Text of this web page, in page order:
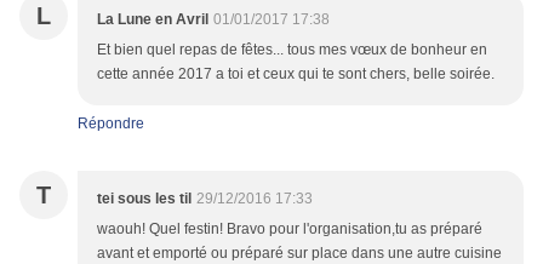
L La Lune en Avril 01/01/2017 17:38
Et bien quel repas de fêtes... tous mes vœux de bonheur en
cette année 2017 a toi et ceux qui te sont chers, belle soirée.
Répondre
T tei sous les til 29/12/2016 17:33
waouh! Quel festin! Bravo pour l'organisation,tu as préparé
avant et emporté ou préparé sur place dans une autre cuisine